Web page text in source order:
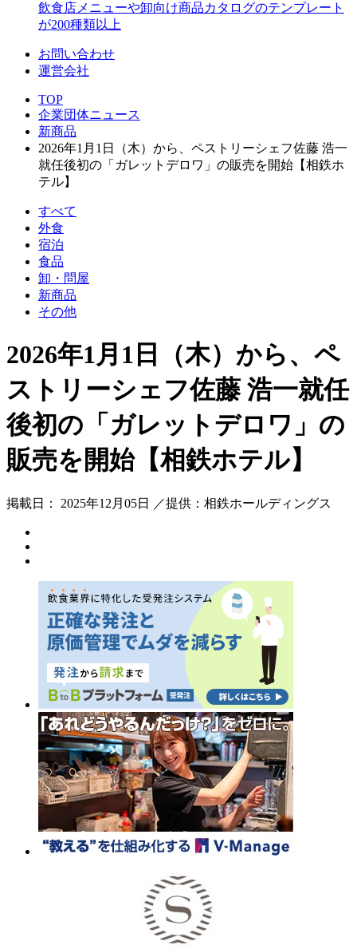
飲食店メニューや卸向け商品カタログのテンプレート
が200種類以上
お問い合わせ
運営会社
TOP
企業団体ニュース
新商品
2026年1月1日（木）から、ペストリーシェフ佐藤 浩一
就任後初の「ガレットデロワ」の販売を開始【相鉄ホ
テル】
すべて
外食
宿泊
食品
卸・問屋
新商品
その他
2026年1月1日（木）から、ペ
ストリーシェフ佐藤 浩一就任
後初の「ガレットデロワ」の
販売を開始【相鉄ホテル】
掲載日： 2025年12月05日 ／提供：相鉄ホールディングス